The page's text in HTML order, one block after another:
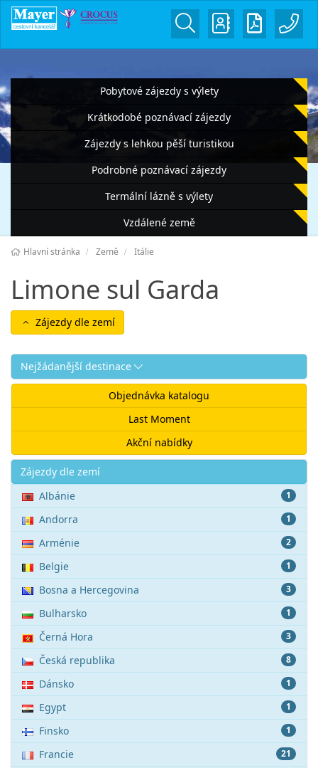
Pobytové zájezdy s výlety
Krátkodobé poznávací zájezdy
Zájezdy s lehkou pěší turistikou
Podrobné poznávací zájezdy
Termální lázně s výlety
Vzdálené země
Hlavní stránka Země Itálie
Limone sul Garda
Zájezdy dle zemí
Nejžádanější destinace
Objednávka katalogu
Last Moment
Akční nabídky
Akce
Zájezdy dle zemí
1
Albánie
1
Andorra
2
Arménie
1
Belgie
3
Bosna a Hercegovina
1
Bulharsko
3
Černá Hora
8
Česká republika
1
Dánsko
1
Egypt
1
Finsko
21
Francie